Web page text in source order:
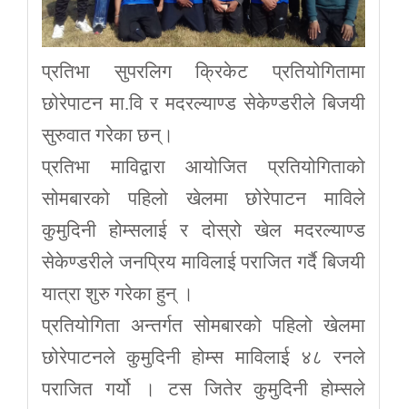
प्रतिभा सुपरलिग क्रिकेट प्रतियोगितामा
छोरेपाटन मा.वि र मदरल्याण्ड सेकेण्डरीले बिजयी
सुरुवात गरेका छन्।
प्रतिभा माविद्वारा आयोजित प्रतियोगिताको
सोमबारको पहिलो खेलमा छोरेपाटन माविले
कुमुदिनी होम्सलाई र दोस्रो खेल मदरल्याण्ड
सेकेण्डरीले जनप्रिय माविलाई पराजित गर्दै बिजयी
यात्रा शुरु गरेका हुन् ।
प्रतियोगिता अन्तर्गत सोमबारको पहिलो खेलमा
छोरेपाटनले कुमुदिनी होम्स माविलाई ४८ रनले
पराजित गर्यो । टस जितेर कुमुदिनी होम्सले